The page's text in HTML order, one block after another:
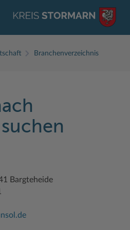
(EG-DLRL)
Wirtschaften
Branchenverzeichnis
Bargteheide